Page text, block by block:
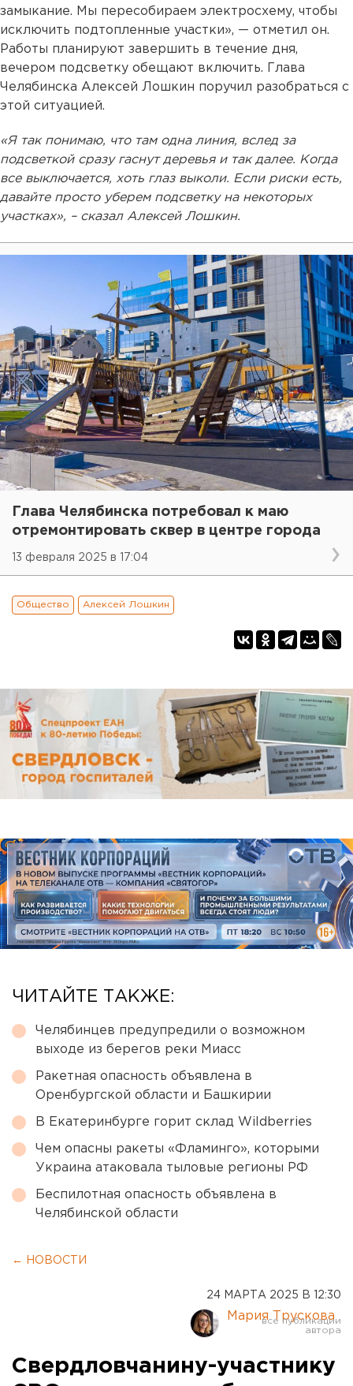
замыкание. Мы пересобираем электросхему, чтобы
исключить подтопленные участки», — отметил он.
Работы планируют завершить в течение дня,
вечером подсветку обещают включить. Глава
Челябинска Алексей Лошкин поручил разобраться с
этой ситуацией.
«Я так понимаю, что там одна линия, вслед за
подсветкой сразу гаснут деревья и так далее. Когда
все выключается, хоть глаз выколи. Если риски есть,
давайте просто уберем подсветку на некоторых
участках», – сказал Алексей Лошкин.
Глава Челябинска потребовал к маю
отремонтировать сквер в центре города
13 февраля 2025 в 17:04
Общество Алексей Лошкин
ЧИТАЙТЕ ТАКЖЕ:
Челябинцев предупредили о возможном
выходе из берегов реки Миасс
Ракетная опасность объявлена в
Оренбургской области и Башкирии
В Екатеринбурге горит склад Wildberries
Чем опасны ракеты «Фламинго», которыми
Украина атаковала тыловые регионы РФ
Беспилотная опасность объявлена в
Челябинской области
← НОВОСТИ
24 МАРТА 2025 В 12:30
Мария Трускова
Свердловчанину-участнику